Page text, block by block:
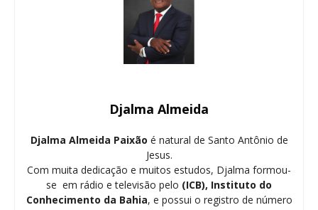
Djalma Almeida
Djalma Almeida Paixão é natural de Santo Antônio de
Jesus.
Com muita dedicação e muitos estudos, Djalma formou-
se em rádio e televisão pelo (ICB), Instituto do
Conhecimento da Bahia, e possui o registro de número